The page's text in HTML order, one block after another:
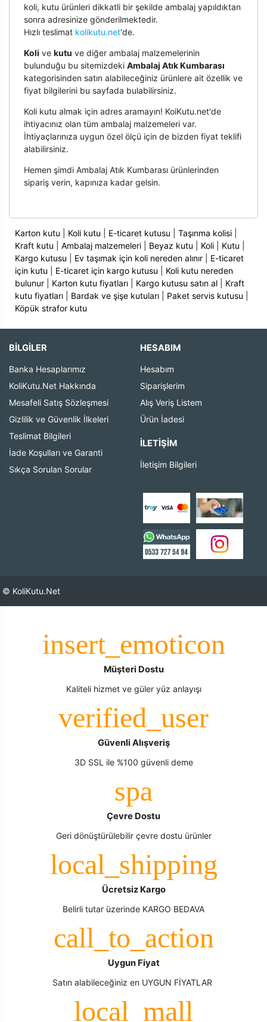
koli, kutu ürünleri dikkatli bir şekilde ambalaj yapıldıktan
sonra adresinize gönderilmektedir.
Hızlı teslimat kolikutu.net'de.
Koli ve kutu ve diğer ambalaj malzemelerinin
bulunduğu bu sitemizdeki Ambalaj Atık Kumbarası
kategorisinden satın alabileceğiniz ürünlere ait özellik ve
fiyat bilgilerini bu sayfada bulabilirsiniz.
Koli kutu almak için adres aramayın! KoiKutu.net'de
ihtiyacınız olan tüm ambalaj malzemeleri var.
İhtiyaçlarınıza uygun özel ölçü için de bizden fiyat teklifi
alabilirsiniz.
Hemen şimdi Ambalaj Atık Kumbarası ürünlerinden
sipariş verin, kapınıza kadar gelsin.
Karton kutu Koli kutu E-ticaret kutusu Taşınma kolisi|
Kraft kutu
Ambalaj malzemeleri| Beyaz kutu Koli| Kutu
Kargo kutusu
Ev taşımak için koli nereden alınır| E-ticaret
için kutu
E-ticaret için kargo kutusu
Koli kutu nereden
bulunur| Karton kutu fiyatları| Kargo kutusu satın al| Kraft
kutu fiyatları| Bardak ve şişe kutuları| Paket servis kutusu
Köpük strafor kutu
BİLGİLER
Banka Hesaplarımız
KoliKutu.Net Hakkında
Mesafeli Satış Sözleşmesi
Gizlilik ve Güvenlik İlkeleri
Teslimat Bilgileri
İade Koşulları ve Garanti
Sıkça Sorulan Sorular
HESABIM
Hesabım
Siparişlerim
Alış Veriş Listem
Ürün İadesi
İLETIŞIM
İletişim Bilgileri
© KoliKutu.Net
Müşteri Dostu
Kaliteli hizmet ve güler yüz anlayışı
Güvenli Alışveriş
3D SSL ile %100 güvenli deme
Çevre Dostu
Geri dönüştürülebilir çevre dostu ürünler
Ücretsiz Kargo
Belirli tutar üzerinde KARGO BEDAVA
Uygun Fiyat
Satın alabileceğiniz en UYGUN FİYATLAR